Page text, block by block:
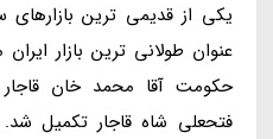
یکی از قدیمی ترین
عنوان طولانی ترین بازار
حکومت آقا محمد خان
فتحعلی شاه قاجار تکمیل